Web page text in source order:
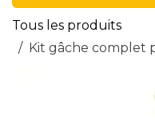
Tous les produits
Kit gâche complet